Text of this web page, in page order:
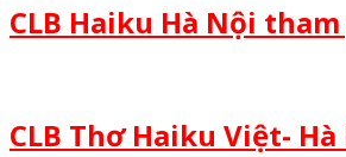
CLB Haiku Hà Nội
CLB Thơ Haiku Việt-